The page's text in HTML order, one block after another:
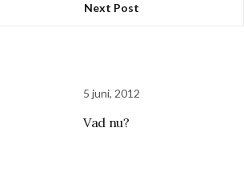
Next Post
5 juni, 2012
Vad nu?